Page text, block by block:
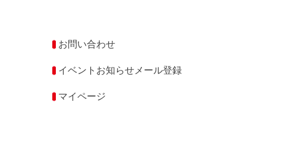
お問い合わせ
イベントお知らせメール登録
マイページ